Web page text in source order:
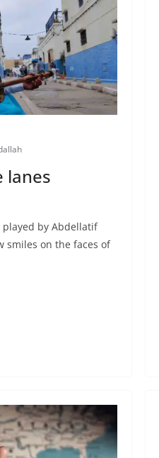
lanes
by Abdellatif
smiles on the faces of